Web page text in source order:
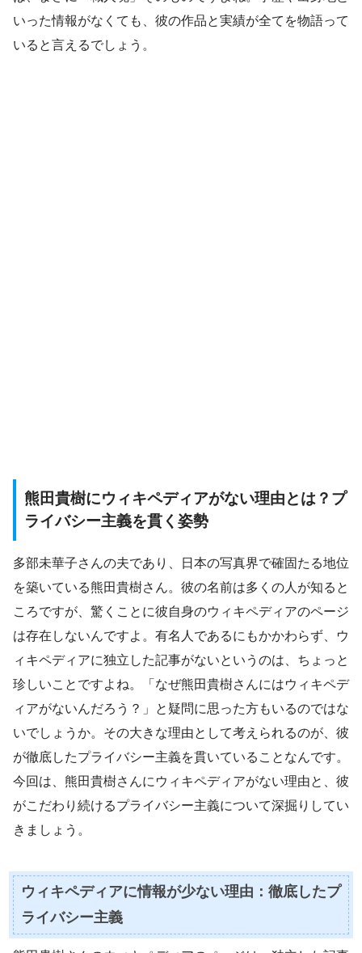
いった情報がなくても、彼の作品と実績が全てを物語って
いると言えるでしょう。
熊田貴樹にウィキペディアがない理由とは？プ
ライバシー主義を貫く姿勢
多部未華子さんの夫であり、日本の写真界で確固たる地位
を築いている熊田貴樹さん。彼の名前は多くの人が知ると
ころですが、驚くことに彼自身のウィキペディアのページ
は存在しないんですよ。有名人であるにもかかわらず、ウ
ィキペディアに独立した記事がないというのは、ちょっと
珍しいことですよね。「なぜ熊田貴樹さんにはウィキペデ
ィアがないんだろう？」と疑問に思った方もいるのではな
いでしょうか。その大きな理由として考えられるのが、彼
が徹底したプライバシー主義を貫いていることなんです。
今回は、熊田貴樹さんにウィキペディアがない理由と、彼
がこだわり続けるプライバシー主義について深掘りしてい
きましょう。
ウィキペディアに情報が少ない理由：徹底したプ
ライバシー主義